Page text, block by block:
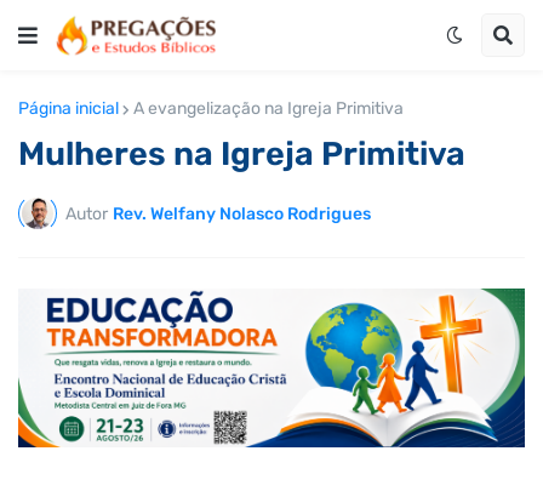
Página inicial A evangelização na Igreja Primitiva
Mulheres na Igreja Primitiva
Autor Rev. Welfany Nolasco Rodrigues